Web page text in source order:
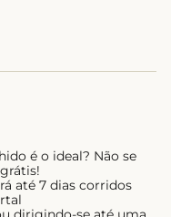
é o ideal? Não se
até 7 dias corridos